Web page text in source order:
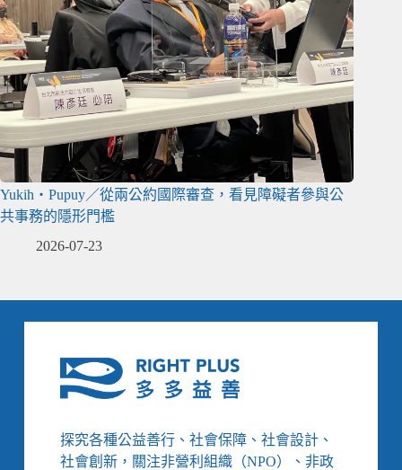
Yukih‧Pupuy／從兩公約國際審查，看見障礙者參與公
共事務的隱形門檻
2026-07-23
探究各種公益善行、社會保障、社會設計、
社會創新，關注非營利組織（NPO）、非政